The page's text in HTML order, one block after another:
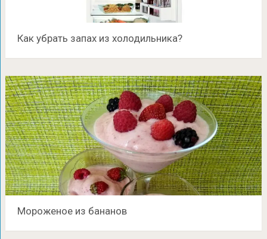
Как убрать запах из холодильника?
Мороженое из бананов